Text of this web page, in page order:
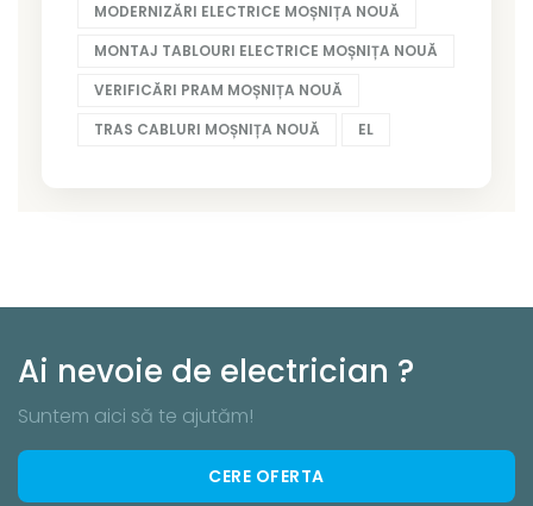
MODERNIZĂRI ELECTRICE MOȘNIȚA NOUĂ
MONTAJ TABLOURI ELECTRICE MOȘNIȚA NOUĂ
VERIFICĂRI PRAM MOȘNIȚA NOUĂ
TRAS CABLURI MOȘNIȚA NOUĂ
EL
Ai nevoie de electrician ?
Suntem aici să te ajutăm!
CERE OFERTA